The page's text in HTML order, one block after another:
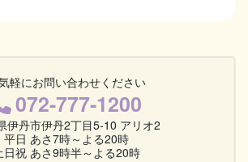
軽にお問い合わせください
072-777-1200
伊丹市伊丹2丁目5-10 アリオ2
平日 あさ7時～よる20時
日祝 あさ9時半～よる20時